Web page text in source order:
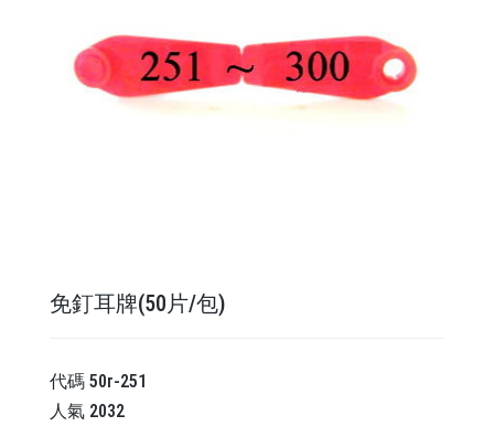
免釘耳牌(50片/包)
代碼 50r-251
人氣 2032